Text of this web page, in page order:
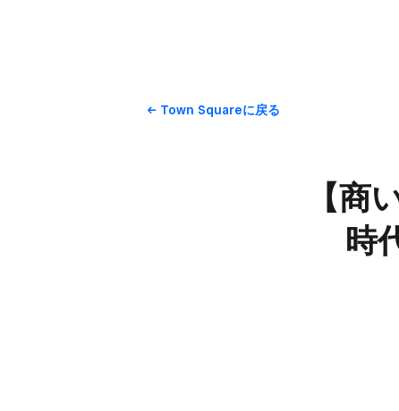
Town Squareに​戻る
【商
時